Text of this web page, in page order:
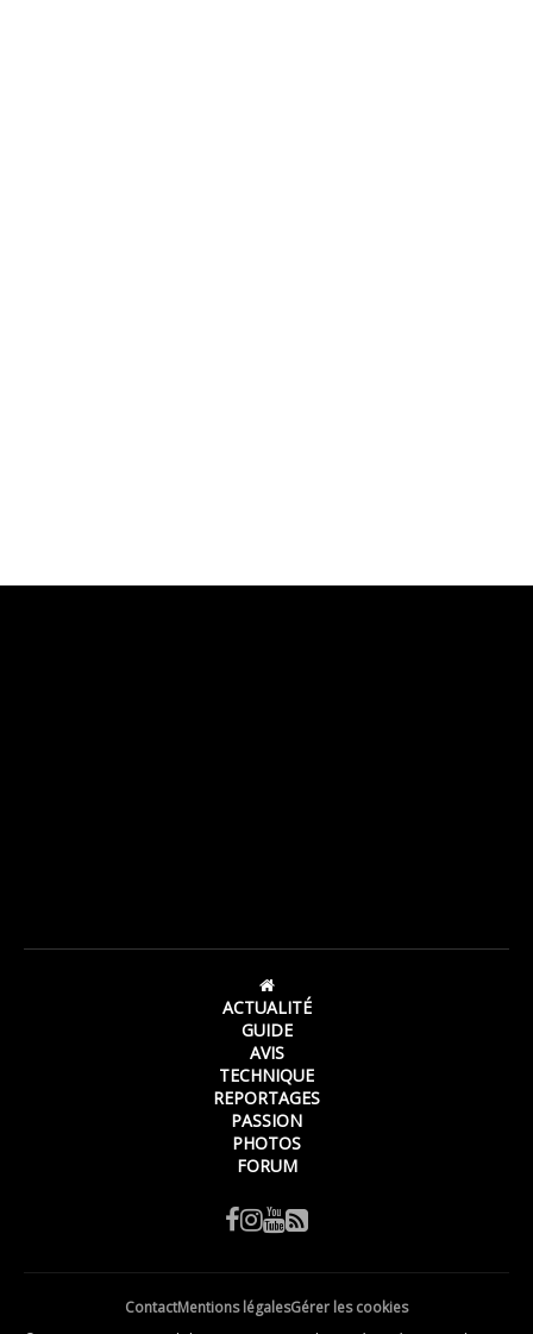
ACTUALITÉ
GUIDE
AVIS
TECHNIQUE
REPORTAGES
PASSION
PHOTOS
FORUM
ContactMentions légalesGérer les cookies